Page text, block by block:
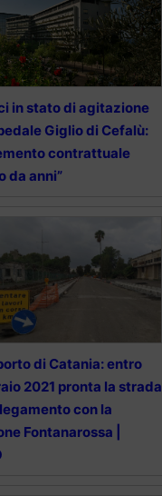
in stato di agitazione
Giglio di Cefalù:
contrattuale
da anni”
di Catania: entro
2021 pronta la strada
con la
Fontanarossa |